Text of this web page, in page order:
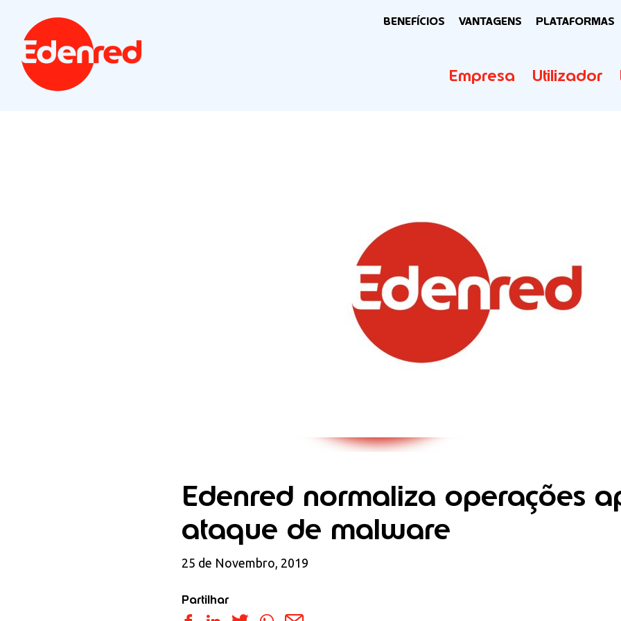
BENEFÍCIOS VANTAGENS PLATAFORMAS
Empresa Utilizador
Edenred normaliza operações
ataque de malware
25 de Novembro, 2019
Partilhar